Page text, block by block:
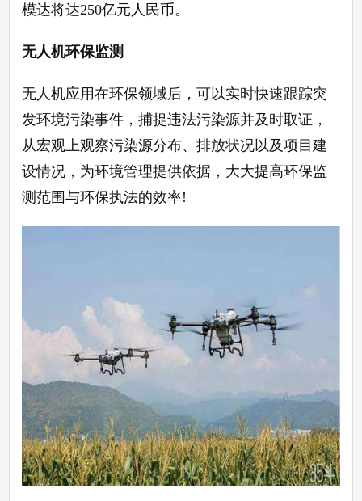
模达将达250亿元人民币。
无人机环保监测
无人机应用在环保领域后，可以实时快速跟踪突
发环境污染事件，捕捉违法污染源并及时取证，
从宏观上观察污染源分布、排放状况以及项目建
设情况，为环境管理提供依据，大大提高环保监
测范围与环保执法的效率!